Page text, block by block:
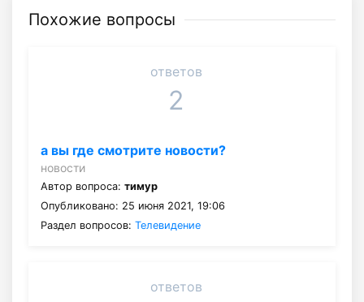
Похожие вопросы
ответов
2
а вы где смотрите новости?
новости
Автор вопроса: тимур
Опубликовано: 25 июня 2021, 19:06
Раздел вопросов: Телевидение
ответов